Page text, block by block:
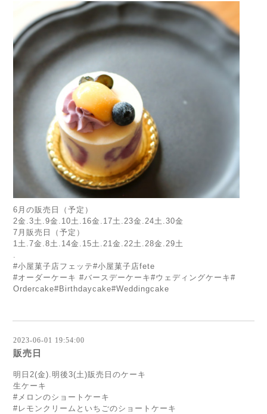
6月の販売日（予定）
2金.3土.9金.10土.16金.17土.23金.24土.30金
7月販売日（予定）
1土.7金.8土.14金.15土.21金.22土.28金.29土
.
#小屋菓子店フェッテ#小屋菓子店fete
#オーダーケーキ #バースデーケーキ#ウェディングケーキ#
Ordercake#Birthdaycake#Weddingcake
2023-06-01 19:54:00
販売日
明日2(金).明後3(土)販売日のケーキ
生ケーキ
#メロンのショートケーキ
#レモンクリームといちごのショートケーキ